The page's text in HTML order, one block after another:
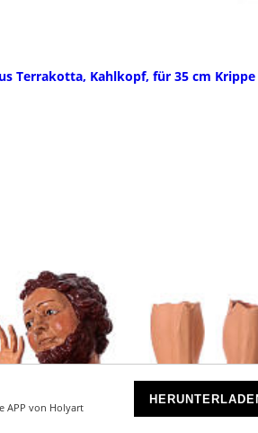
APP von Holyart
Terrakotta, Kahlkopf, für 35 cm Krippe